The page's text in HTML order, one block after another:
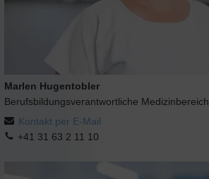
Marlen Hugentobler
Berufsbildungsverantwortliche Medizinbereich
Kontakt per E-Mail
+41 31 63 2 11 10